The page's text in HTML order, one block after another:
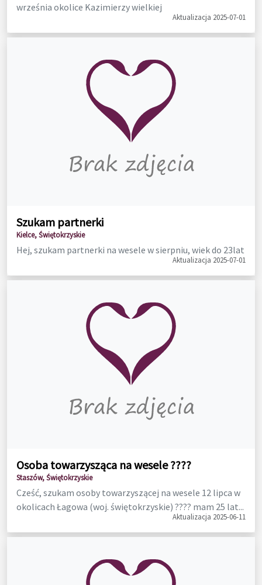
września okolice Kazimierzy wielkiej
Aktualizacja 2025-07-01
Szukam partnerki
Kielce, Świętokrzyskie
Hej, szukam partnerki na wesele w sierpniu, wiek do 23lat
Aktualizacja 2025-07-01
Osoba towarzysząca na wesele ????
Staszów, Świętokrzyskie
Cześć, szukam osoby towarzyszącej na wesele 12 lipca w
okolicach Łagowa (woj. świętokrzyskie) ???? mam 25 lat...
Aktualizacja 2025-06-11